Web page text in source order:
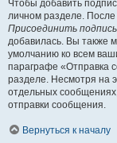
Чтобы добавить
личном разделе.
Присоединить подпись
добавилась. Вы также
умолчанию ко всем
параграфе «Отправка
разделе. Несмотря на
отдельных
отправки сообщения.
Вернуться к началу